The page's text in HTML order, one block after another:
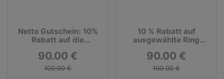
Netto Gutschein: 10%
Rabatt auf die
Kategorie Multimedia
90.00 €
100.00 €
10 % Rabatt auf
ausgewählte Ring
90.00 €
100.00 €